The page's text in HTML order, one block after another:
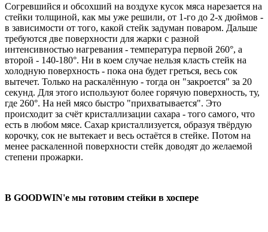
Согревшийся и обсохший на воздухе кусок мяса нарезается на
стейки толщиной, как мы уже решили, от 1-го до 2-х дюймов -
в зависимости от того, какой стейк задуман поваром. Дальше
требуются две поверхности для жарки с разной
интенсивностью нагревания - температура первой 260°, а
второй - 140-180°. Ни в коем случае нельзя класть стейк на
холодную поверхность - пока она будет греться, весь сок
вытечет. Только на раскалённую - тогда он "закроется" за 20
секунд. Для этого используют более горячую поверхность, ту,
где 260°. На ней мясо быстро "прихватывается". Это
происходит за счёт кристаллизации сахара - того самого, что
есть в любом мясе. Сахар кристаллизуется, образуя твёрдую
корочку, сок не вытекает и весь остаётся в стейке. Потом на
менее раскаленной поверхности стейк доводят до желаемой
степени прожарки.
В GOODWIN'е мы готовим стейки в хоспере